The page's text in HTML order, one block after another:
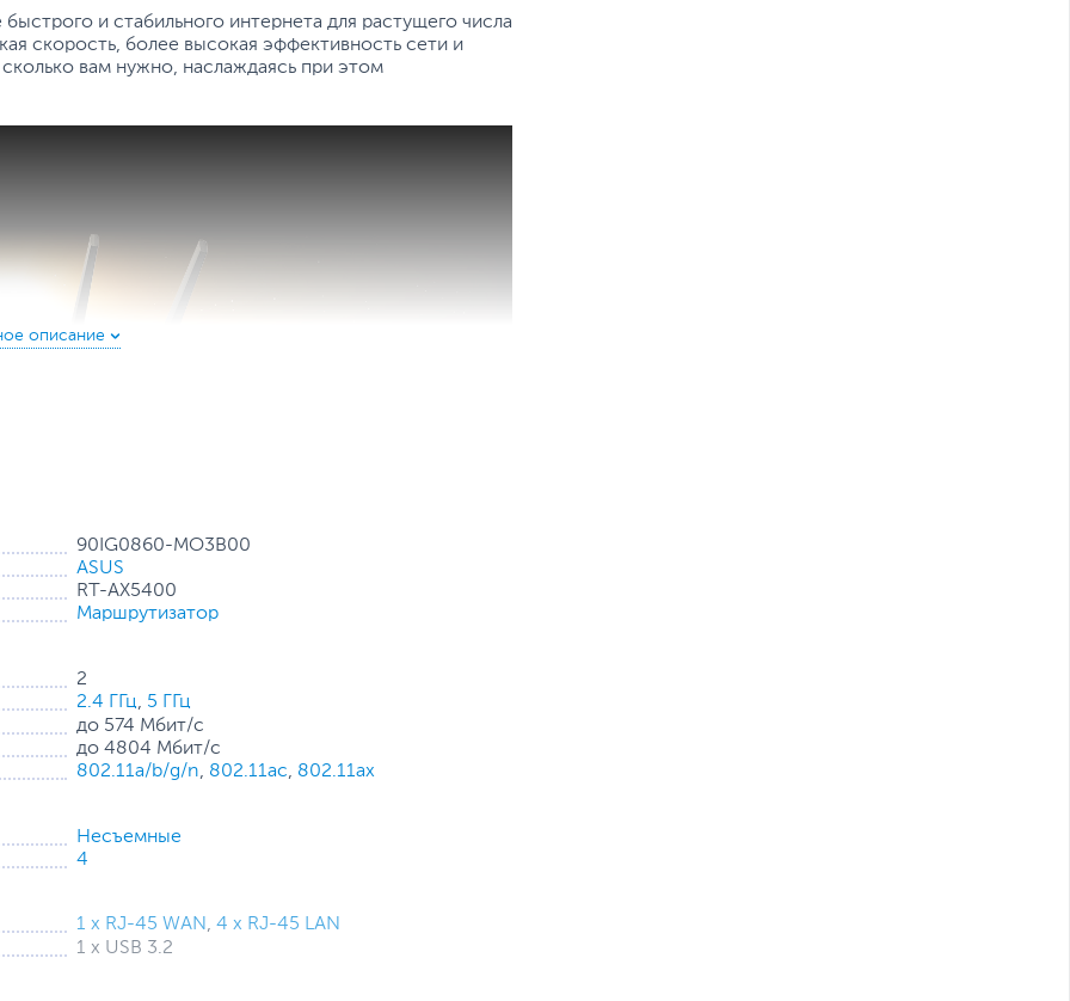
и стабильного интернета для растущего числа
скорость, более высокая эффективность сети и
вам нужно, наслаждаясь при этом
рекламу или другие опасности и риски
нежелательный контент одним нажатием — никаких
фильтровать явный контент из результатов
дома с помощью нескольких маршрутизаторов
роумингу даже неспециалисты могут
AiMesh, которые у вас есть. Попрощайтесь с
90IG0860-MO3B00
ASUS
RT-AX5400
Маршрутизатор
2
2.4 ГГц, 5 ГГц
до 574 Мбит/с
до 4804 Мбит/с
802.11a/b/g/n, 802.11ac, 802.11ax
Несъемные
4
1 x RJ-45 WAN,4 x RJ-45 LAN
1 x USB 3.2